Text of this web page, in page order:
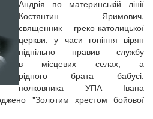
Андрія по материнській лінії
Костянтин Яримович,
священник греко-католицької
церкви, у часи гоніння вірян
підпільно правив службу
в місцевих селах, а
рідного брата бабусі,
полковника УПА Івана
"Золотим хрестом бойової